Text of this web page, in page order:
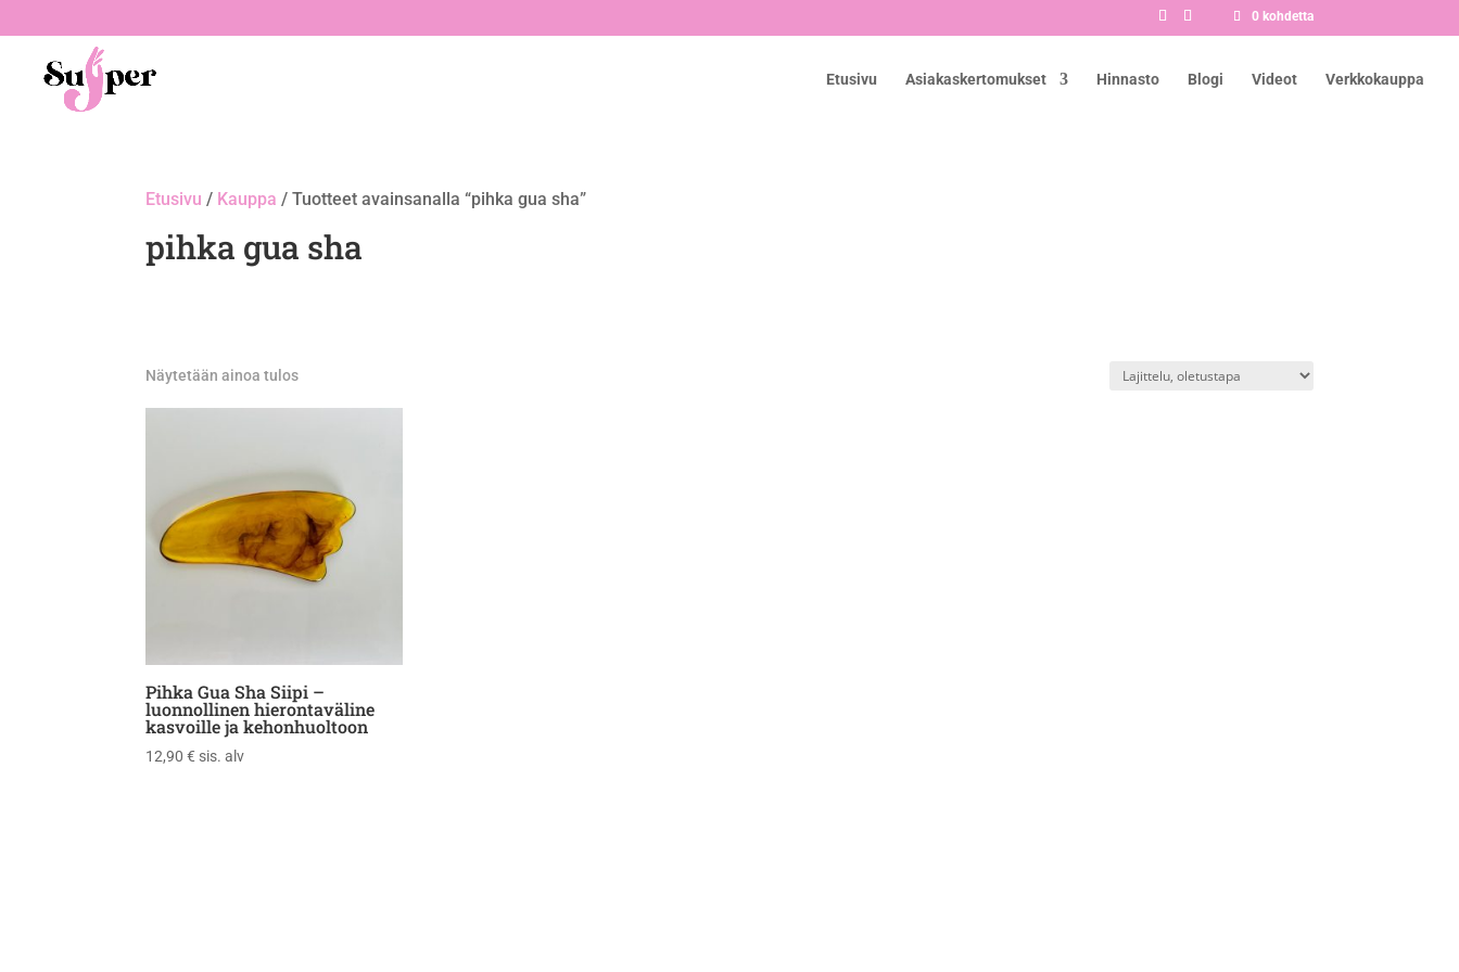
0 kohdetta
Etusivu Asiakaskertomukset Hinnasto Blogi Videot Verkkokauppa
Etusivu / Kauppa / Tuotteet avainsanalla “pihka gua sha”
pihka gua sha
Näytetään ainoa tulos
Pihka Gua Sha Siipi –
luonnollinen hierontaväline
kasvoille ja kehonhuoltoon
12,90€ sis. alv